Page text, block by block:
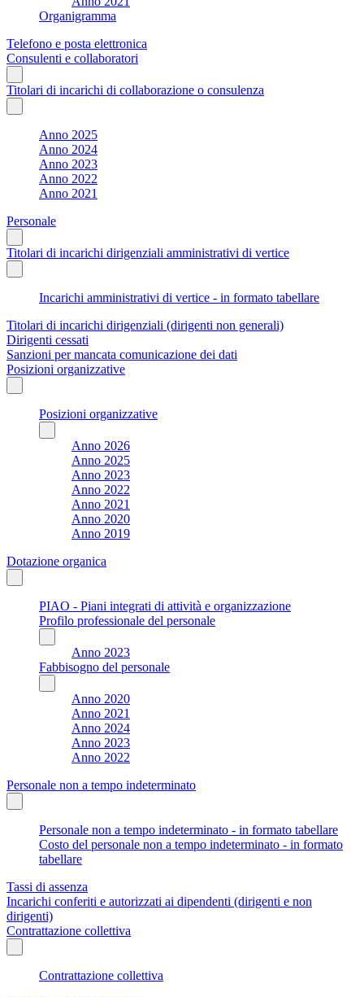
Organigramma
Telefono e posta elettronica
Consulenti e collaboratori
Titolari di incarichi di collaborazione o consulenza
Anno 2025
Anno 2024
Anno 2023
Anno 2022
Anno 2021
Personale
Titolari di incarichi dirigenziali amministrativi di vertice
Incarichi amministrativi di vertice - in formato tabellare
Titolari di incarichi dirigenziali (dirigenti non generali)
Dirigenti cessati
Sanzioni per mancata comunicazione dei dati
Posizioni organizzative
Posizioni organizzative
Anno 2026
Anno 2025
Anno 2023
Anno 2022
Anno 2021
Anno 2020
Anno 2019
Dotazione organica
PIAO - Piani integrati di attività e organizzazione
Profilo professionale del personale
Anno 2023
Fabbisogno del personale
Anno 2020
Anno 2021
Anno 2024
Anno 2023
Anno 2022
Personale non a tempo indeterminato
Personale non a tempo indeterminato - in formato tabellare
Costo del personale non a tempo indeterminato - in formato
tabellare
Tassi di assenza
Incarichi conferiti e autorizzati ai dipendenti (dirigenti e non
dirigenti)
Contrattazione collettiva
Contrattazione collettiva